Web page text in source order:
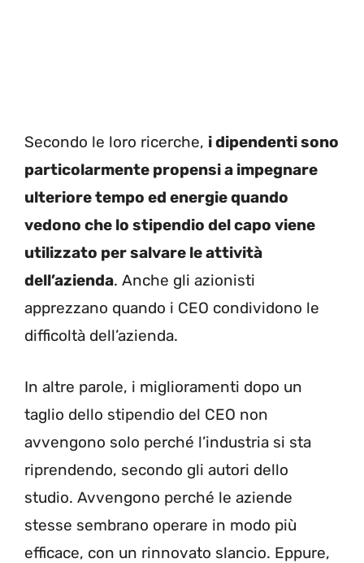
Secondo le loro ricerche, i dipendenti sono
particolarmente propensi a impegnare
ulteriore tempo ed energie quando
vedono che lo stipendio del capo viene
utilizzato per salvare le attività
dell’azienda. Anche gli azionisti
apprezzano quando i CEO condividono le
difficoltà dell’azienda.
In altre parole, i miglioramenti dopo un
taglio dello stipendio del CEO non
avvengono solo perché l’industria si sta
riprendendo, secondo gli autori dello
studio. Avvengono perché le aziende
stesse sembrano operare in modo più
efficace, con un rinnovato slancio. Eppure,